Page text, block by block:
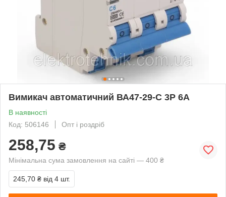
Вимикач автоматичний ВА47-29-С 3Р 6А
В наявності
Код: 506146
Опт і роздріб
258,75 ₴
Мінімальна сума замовлення на сайті — 400 ₴
245,70 ₴ від 4 шт.